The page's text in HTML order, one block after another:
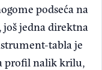
podseća na
još jedna direktna
tabla je
profil nalik krilu,